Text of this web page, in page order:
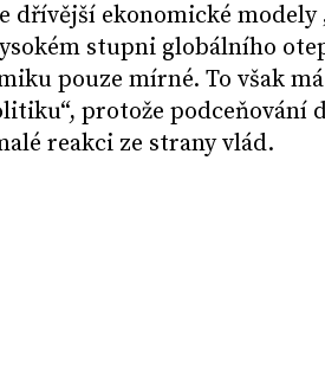
dřívější ekonomické modely
stupni globálního
pouze mírné. To však
protože podceňování
reakci ze strany vlád.